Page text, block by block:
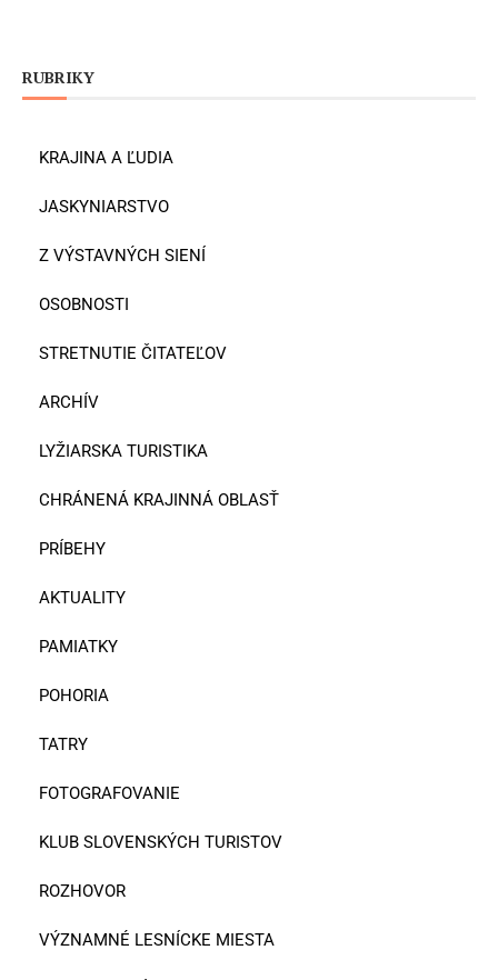
RUBRIKY
KRAJINA A ĽUDIA
JASKYNIARSTVO
Z VÝSTAVNÝCH SIENÍ
OSOBNOSTI
STRETNUTIE ČITATEĽOV
ARCHÍV
LYŽIARSKA TURISTIKA
CHRÁNENÁ KRAJINNÁ OBLASŤ
PRÍBEHY
AKTUALITY
PAMIATKY
POHORIA
TATRY
FOTOGRAFOVANIE
KLUB SLOVENSKÝCH TURISTOV
ROZHOVOR
VÝZNAMNÉ LESNÍCKE MIESTA